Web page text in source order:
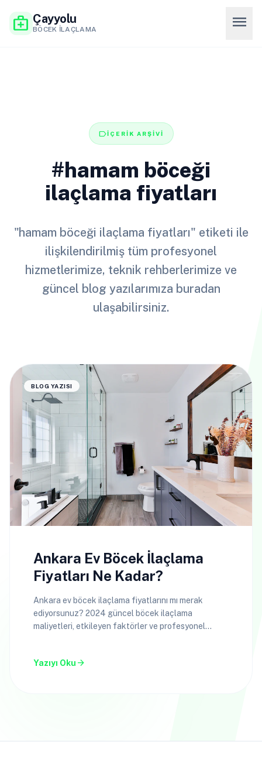
medical_services Çayyolu
BÖCEK İLAÇLAMA menu
labelİÇERİK ARŞİVİ
#hamam böceği
ilaçlama fiyatları
"hamam böceği ilaçlama fiyatları" etiketi ile
ilişkilendirilmiş tüm profesyonel
hizmetlerimize, teknik rehberlerimize ve
güncel blog yazılarımıza buradan
ulaşabilirsiniz.
BLOG YAZISI
Ankara Ev Böcek İlaçlama
Fiyatları Ne Kadar?
Ankara ev böcek ilaçlama fiyatlarını mı merak
ediyorsunuz? 2024 güncel böcek ilaçlama
maliyetleri, etkileyen faktörler ve profesyonel
Yazıyı Oku arrow_forward